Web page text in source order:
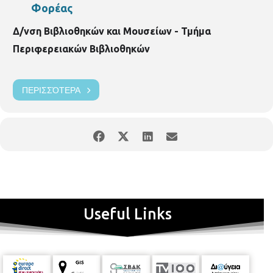
Φορέας
Δ/νση Βιβλιοθηκών και Μουσείων - Τμήμα
Περιφερειακών Βιβλιοθηκών
ΠΕΡΙΣΣΌΤΕΡΑ
Useful Links